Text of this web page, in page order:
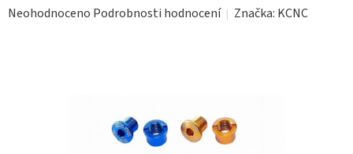
Průměrné
Neohodnoceno Podrobnosti hodnocení Značka: KCNC